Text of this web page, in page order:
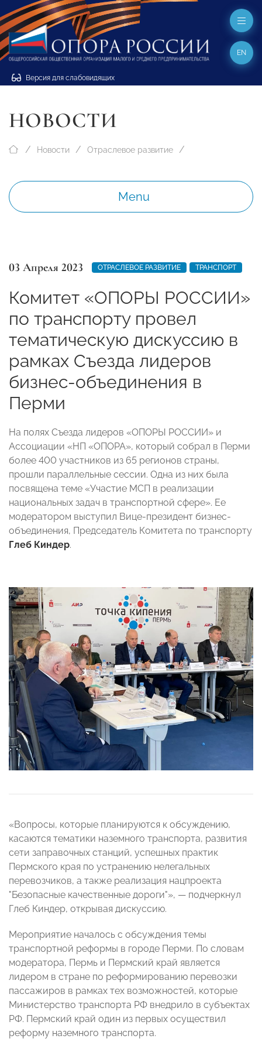
Версия для слабовидящих
EN
НОВОСТИ
Новости Отраслевое развитие
Menu
03 Апреля 2023 ОТРАСЛЕВОЕ РАЗВИТИЕ ТРАНСПОРТ
Комитет «ОПОРЫ РОССИИ»
по транспорту провел
тематическую дискуссию в
рамках Съезда лидеров
бизнес-объединения в
Перми
На полях Съезда лидеров «ОПОРЫ РОССИИ» и
Ассоциации «НП «ОПОРА», который собрал в Перми
более 400 участников из 65 регионов страны,
прошли параллельные сессии. Одна из них была
посвящена теме «Участие МСП в реализации
национальных задач в транспортной сфере». Ее
модератором выступил Вице-президент бизнес-
объединения, Председатель Комитета по транспорту
Глеб Киндер.
«Вопросы, которые планируются к обсуждению,
касаются тематики наземного транспорта, развития
сети заправочных станций, успешных практик
Пермского края по устранению нелегальных
перевозчиков, а также реализация нацпроекта
"Безопасные качественные дороги"», — подчеркнул
Глеб Киндер, открывая дискуссию.
Мероприятие началось с обсуждения темы
транспортной реформы в городе Перми. По словам
модератора, Пермь и Пермский край является
лидером в стране по реформированию перевозки
пассажиров в рамках тех возможностей, которые
Министерство транспорта РФ внедрило в субъектах
РФ. Пермский край один из первых осуществил
реформу наземного транспорта.